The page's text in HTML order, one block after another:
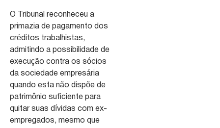
O Tribunal reconheceu a
primazia de pagamento dos
créditos trabalhistas,
admitindo a possibilidade de
execução contra os sócios
da sociedade empresária
quando esta não dispõe de
patrimônio suficiente para
quitar suas dívidas com ex-
empregados, mesmo que